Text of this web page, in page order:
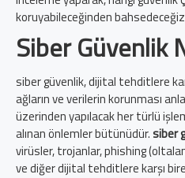
koruyabileceğinden
Siber Güvenlik
siber güvenlik, dijital tehditlere
ağların ve verilerin korunması
üzerinden yapılacak her türlü
alınan önlemler bütünüdür. siber
virüsler, trojanlar, phishing
ve diğer dijital tehditlere karşı